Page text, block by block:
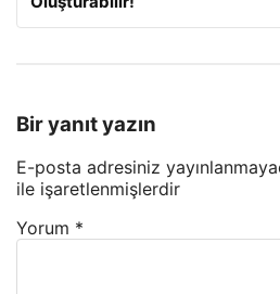
Bir yanıt yazın
E-posta adresiniz
ile işaretlenmişlerdir
Yorum *